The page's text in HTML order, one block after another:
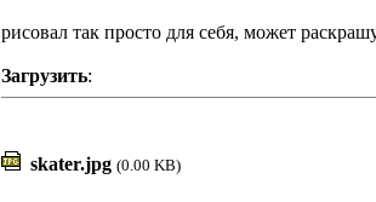
рисовал так просто для себя, может
Загрузить:
skater.jpg (0.00 KB)